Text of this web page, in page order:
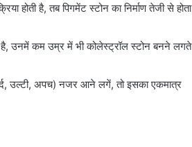
होती है, तब पिगमेंट स्टोन का निर्माण तेजी से होता
है, उनमें कम उम्र में भी कोलेस्ट्रॉल स्टोन बनने लगते
उल्टी, अपच) नजर आने लगें, तो इसका एकमात्र